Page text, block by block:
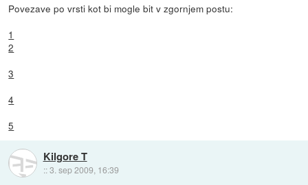
Povezave po vrsti kot bi mogle bit v zgornjem postu:
1
2
3
4
5
Kilgore T
::3. sep 2009, 16:39